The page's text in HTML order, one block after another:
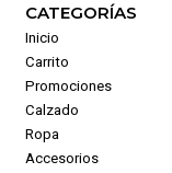
CATEGORÍAS
Inicio
Carrito
Promociones
Calzado
Ropa
Accesorios